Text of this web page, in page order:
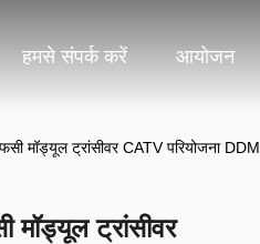
हमसे संपर्क करें आयोजन
मॉड्यूल ट्रांसीवर CATV परियोजना DDM
ट्रांसीवर